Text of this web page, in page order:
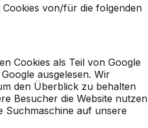
von/für die folgenden
Cookies als Teil von Google
ausgelesen. Wir
den Überblick zu behalten
Besucher die Website nutzen
Suchmaschine auf unsere